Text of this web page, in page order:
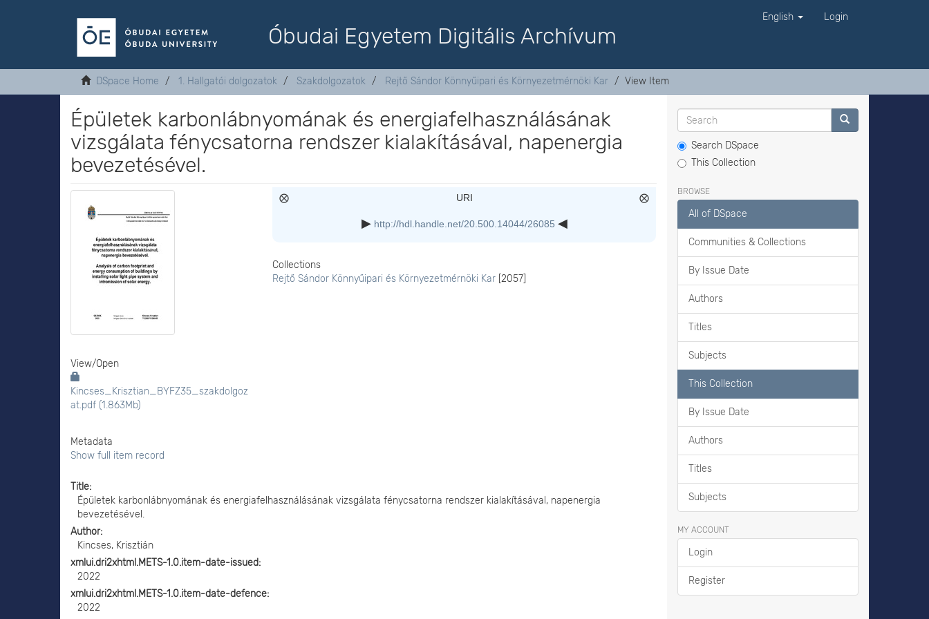
Óbudai Egyetem Digitális Archívum
English Login
DSpace Home 1. Hallgatói dolgozatok Szakdolgozatok Rejtő Sándor Könnyűipari és Környezetmérnöki Kar View Item
Épületek karbonlábnyomának és energiafelhasználásának
vizsgálata fénycsatorna rendszer kialakításával, napenergia
bevezetésével.
View/Open
Kincses_Krisztian_BYFZ35_szakdolgoz
at.pdf (1.863Mb)
Metadata
Show full item record
URI
http://hdl.handle.net/20.500.14044/26085
Collections
Rejtő Sándor Könnyűipari és Környezetmérnöki Kar [2057]
Title
Épületek karbonlábnyomának és energiafelhasználásának vizsgálata fénycsatorna rendszer kialakításával, napenergia
bevezetésével.
Author
Kincses, Krisztián
xmlui.dri2xhtml.METS-1.0.item-date-issued
2022
xmlui.dri2xhtml.METS-1.0.item-date-defence
2022
Search DSpace
This Collection
BROWSE
All of DSpace
Communities & Collections
By Issue Date
Authors
Titles
Subjects
This Collection
By Issue Date
Authors
Titles
Subjects
MY ACCOUNT
Login
Register